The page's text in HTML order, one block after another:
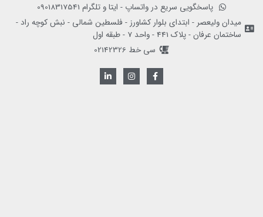
پاسخگویی سریع در واتساپ - ایتا و تلگرام 09018317541
میدان ولیعصر - ابتدای بلوار کشاورز - فلسطین شمالی - نبش کوچه راد -
ساختمان عرفان - پلاک 441 - واحد 7 - طبقه اول
سی خط 02142326
F
a
c
I
n
s
L
i
n